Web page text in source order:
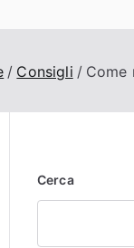
Consigli Come
Cerca